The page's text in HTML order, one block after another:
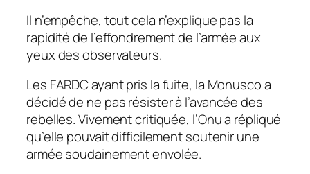
Il n’empêche, tout cela n’explique pas la
rapidité de l’effondrement de l’armée aux
yeux des observateurs.
Les FARDC ayant pris la fuite, la Monusco a
décidé de ne pas résister à l’avancée des
rebelles. Vivement critiquée, l’Onu a répliqué
qu’elle pouvait difficilement soutenir une
armée soudainement envolée.